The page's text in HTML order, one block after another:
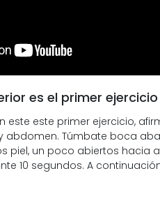
es el primer
este este primer ejercicio,
abdomen. Túmbate boca
piel, un poco abiertos hacia
10 segundos. A